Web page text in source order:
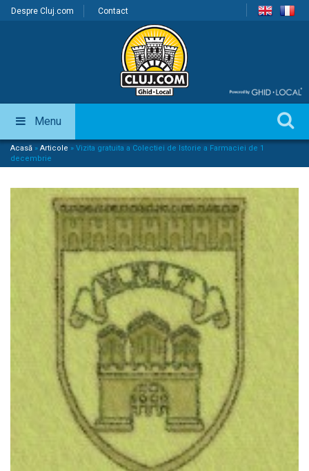
Despre Cluj.com Contact
Menu
Acasă » Articole » Vizita gratuita a Colectiei de Istorie a Farmaciei de 1
decembrie